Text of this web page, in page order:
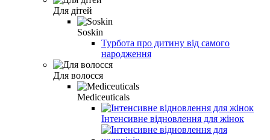
Для дітей
Soskin
Турбота про дитину від самого
народження
Для волосся
Mediceuticals
Інтенсивне відновлення для жінок